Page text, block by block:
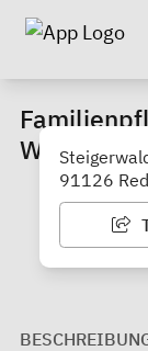
Werk
91126